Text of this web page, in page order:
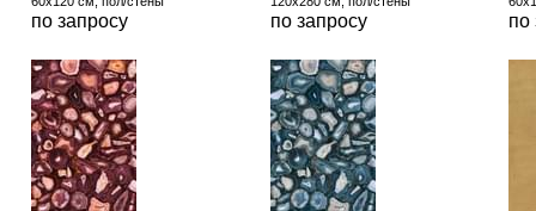
по запросу по запросу по